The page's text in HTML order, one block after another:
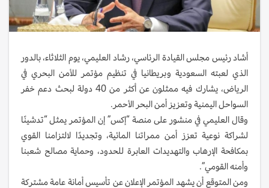
أشاد رئيس مجلس القيادة الرئاسي، رشاد العليمي، يوم الثلاثاء، بالدور
الذي لعبته السعودية وبريطانيا في تنظيم مؤتمر للأمن البحري في
الرياض، يشارك فيه ممثلون عن أكثر من 40 دولة لبحث دعم خفر
السواحل اليمنية وتعزيز أمن البحر الأحمر.
وقال العليمي في منشور على منصة “إكس” إن المؤتمر يمثل “تدشينًا
لشراكة نوعية تعزز أمن ممراتنا المائية، وتجديدًا لالتزامنا القوي
بمكافحة الإرهاب والتهديدات العابرة للحدود، وحماية مصالح شعبنا
وأمنه القومي”.
ومن المتوقع أن يشهد المؤتمر الإعلان عن تأسيس أمانة عامة مشتركة